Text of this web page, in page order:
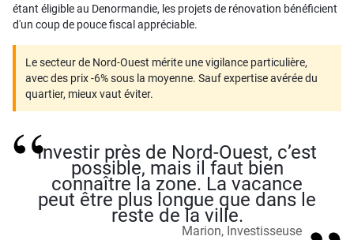
étant éligible au Denormandie, les projets de rénovation bénéficient
d'un coup de pouce fiscal appréciable.
Le secteur de Nord-Ouest mérite une vigilance particulière,
avec des prix -6% sous la moyenne. Sauf expertise avérée du
quartier, mieux vaut éviter.
Investir près de Nord-Ouest, c’est
possible, mais il faut bien
connaître la zone. La vacance
peut être plus longue que dans le
reste de la ville.
Marion, Investisseuse